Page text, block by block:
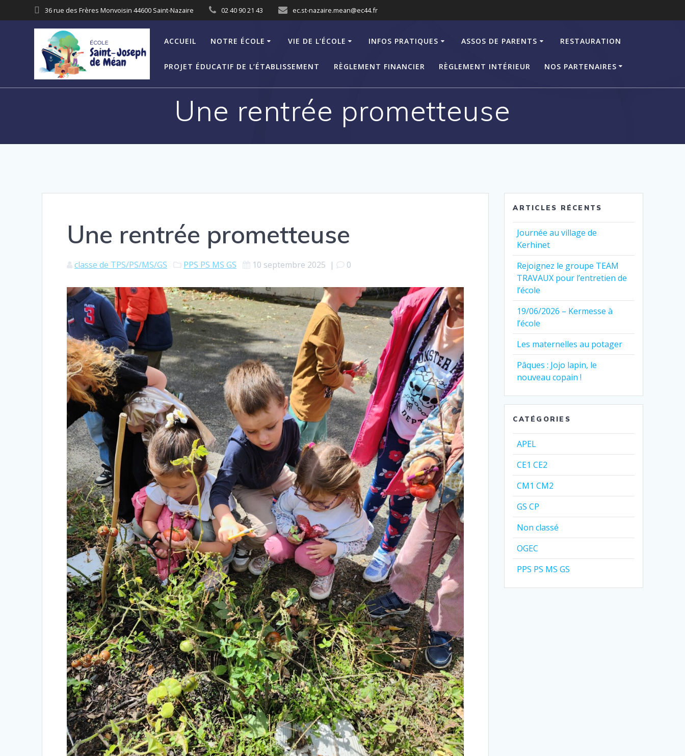
to
36 rue des Frères Monvoisin 44600 Saint-Nazaire 02 40 90 21 43 ec.st-nazaire.mean@ec44.fr
ACCUEIL NOTRE ÉCOLE VIE DE L’ÉCOLE INFOS PRATIQUES ASSOS DE PARENTS RESTAURATION
PROJET ÉDUCATIF DE L’ÉTABLISSEMENT RÈGLEMENT FINANCIER RÈGLEMENT INTÉRIEUR NOS PARTENAIRES
Une rentrée prometteuse
Une rentrée prometteuse
classe de TPS/PS/MS/GS PPS PS MS GS 10 septembre 2025 | 0
ARTICLES RÉCENTS
Journée au village de
Kerhinet
Rejoignez le groupe TEAM
TRAVAUX pour l’entretien de
l’école
19/06/2026 – Kermesse à
l’école
Les maternelles au potager
Pâques : Jojo lapin, le
nouveau copain !
CATÉGORIES
APEL
CE1 CE2
CM1 CM2
GS CP
Non classé
OGEC
PPS PS MS GS